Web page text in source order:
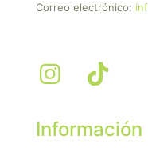
Correo electrónico:
Información